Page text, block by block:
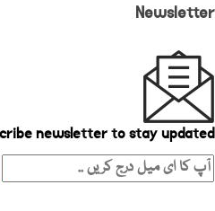
Newsletter
newsletter to stay updated.